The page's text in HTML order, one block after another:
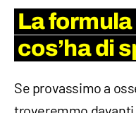
La
cos’ha di
Se provassimo a